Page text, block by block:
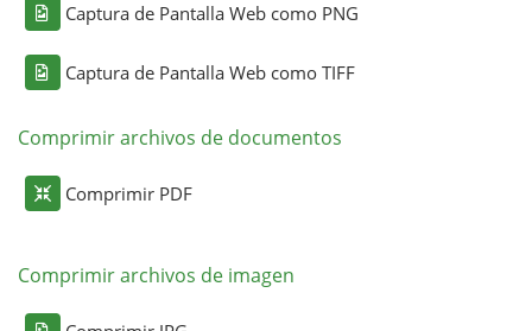
Captura de Pantalla Web como PNG
Captura de Pantalla Web como TIFF
Comprimir archivos de documentos
Comprimir PDF
Comprimir archivos de imagen